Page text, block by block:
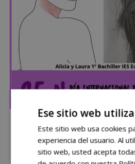
Ese sitio web
Este sitio web usa cookies
experiencia del usuario. Al
sitio web, usted acepta